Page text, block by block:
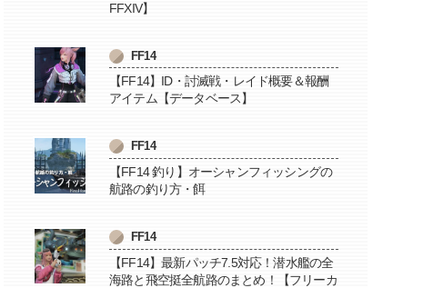
FFXIV】
FF14
【FF14】ID・討滅戦・レイド概要＆報酬
アイテム【データベース】
FF14
【FF14 釣り】オーシャンフィッシングの
航路の釣り方・餌
FF14
【FF14】最新パッチ7.5対応！潜水艦の全
海路と飛空挺全航路のまとめ！【フリーカ